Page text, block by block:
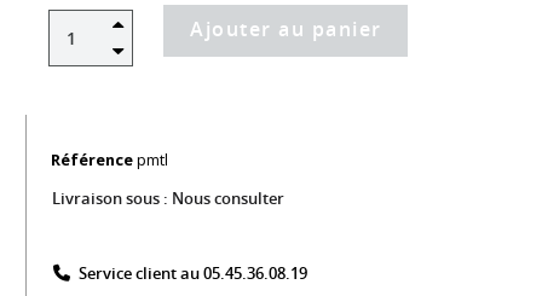
Ajouter au panier
Référencepmtl
Livraison sous : Nous consulter
Service client au 05.45.36.08.19​